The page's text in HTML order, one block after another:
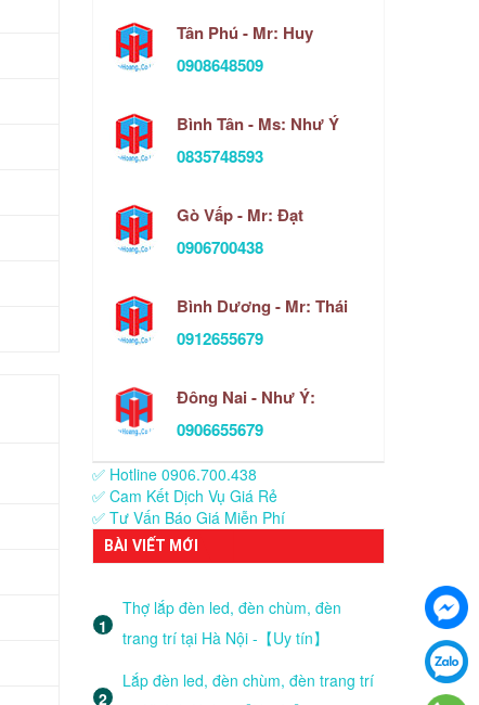
Tân Phú - Mr: Huy
0908648509
Bình Tân - Ms: Như Ý
0835748593
Gò Vấp - Mr: Đạt
0906700438
Bình Dương - Mr: Thái
0912655679
Đông Nai - Như Ý:
0906655679
✅ Hotline 0906.700.438
✅ Cam Kết Dịch Vụ Giá Rẻ
✅ Tư Vấn Báo Giá Miễn Phí
BÀI VIẾT MỚI
Thợ lắp đèn led, đèn chùm, đèn
trang trí tại Hà Nội -【Uy tín】
Lắp đèn led, đèn chùm, đèn trang trí